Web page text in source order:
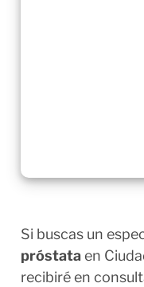
Si buscas un
próstataen
recibiré en